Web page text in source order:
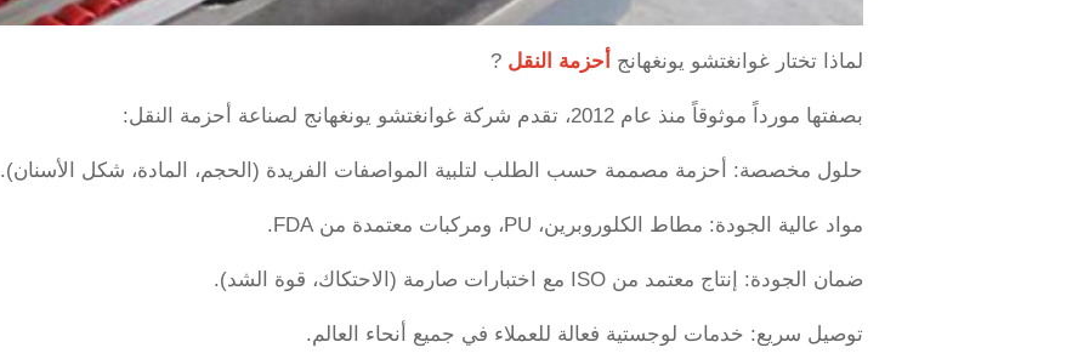
لماذا تختار غوانغتشو يونغهانج أحزمة النقل ?
بصفتها مورداً موثوقاً منذ عام 2012، تقدم شركة غوانغتشو يونغهانج لصناعة أحزمة النقل:
حلول مخصصة: أحزمة مصممة حسب الطلب لتلبية المواصفات الفريدة (الحجم، المادة، شكل الأسنان).
مواد عالية الجودة: مطاط الكلوروبرين، PU، ومركبات معتمدة من FDA.
ضمان الجودة: إنتاج معتمد من ISO مع اختبارات صارمة (الاحتكاك، قوة الشد).
توصيل سريع: خدمات لوجستية فعالة للعملاء في جميع أنحاء العالم.